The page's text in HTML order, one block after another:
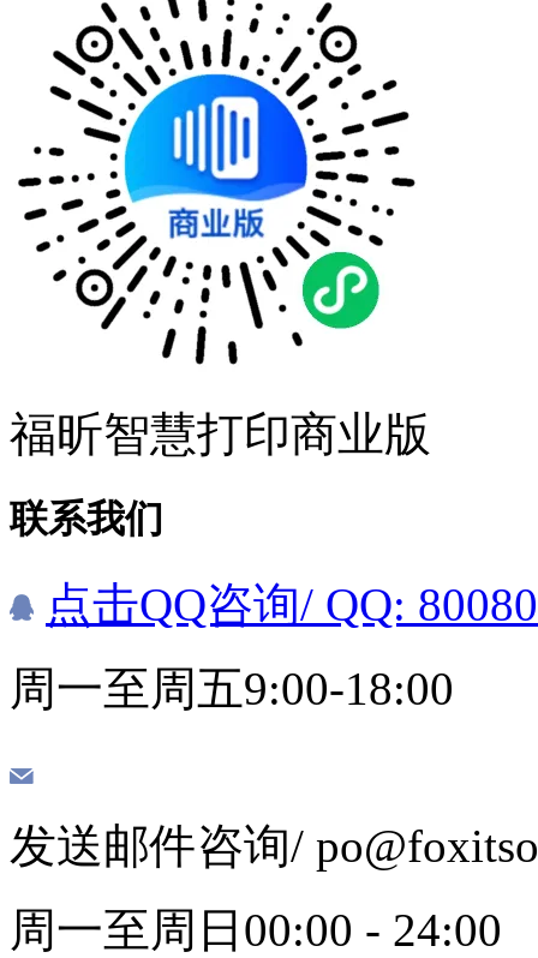
福昕智慧打印商业版
联系我们
点击QQ咨询/ QQ:
周一至周五9:00-18:00
发送邮件咨询/
周一至周日00:00 - 24:00